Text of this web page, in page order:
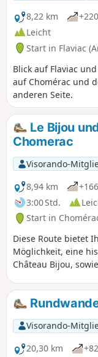
8,22 km
Leicht
Start in Flaviac
Blick auf Flaviac
auf Chomérac und
anderen Seite.
Le Bijou
Chomerac
Visorando-
8,94 km
3:00 Std.
Start in
Diese Route bietet
Möglichkeit, eine
Château Bijou,
besichtigen und
zu erkunden.
Visorando-
20,30 km